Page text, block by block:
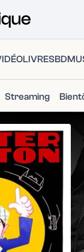
LIVRESBD
Streaming